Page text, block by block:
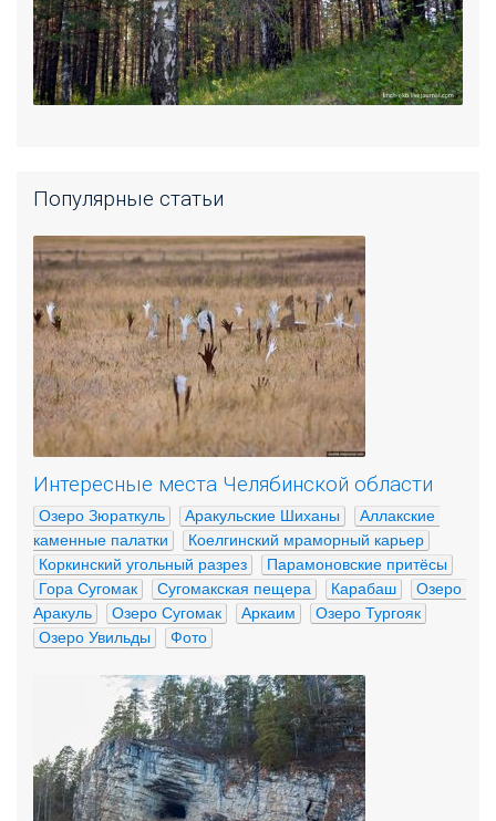
Популярные статьи
Интересные места Челябинской области
Озеро Зюраткуль Аракульские Шиханы
Аллакские
каменные палатки
Коелгинский мраморный карьер
Коркинский угольный разрез
Парамоновские притёсы
Гора Сугомак
Сугомакская пещера Карабаш
Озеро
Аракуль
Озеро Сугомак Аркаим
Озеро Тургояк
Озеро Увильды
Фото